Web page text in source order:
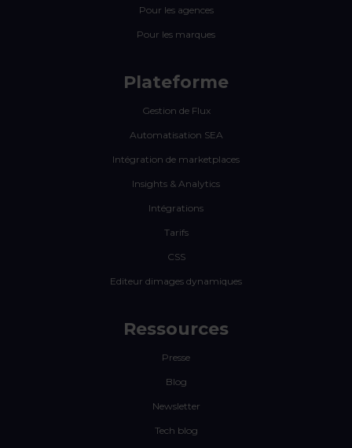
Pour les agences
Pour les marques
Plateforme
Gestion de Flux
Automatisation SEA
Intégration de marketplaces
Insights & Analytics
Intégrations
Tarifs
CSS
Editeur dimages dynamiques
Ressources
Presse
Blog
Newsletter
Tech blog